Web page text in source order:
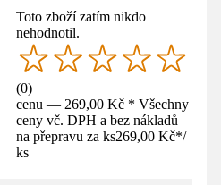
Toto zboží zatím nikdo
nehodnotil.
(0)
cenu — 269,00 Kč * Všechny
ceny vč. DPH a bez nákladů
na přepravu za ks269,00 Kč*/
ks